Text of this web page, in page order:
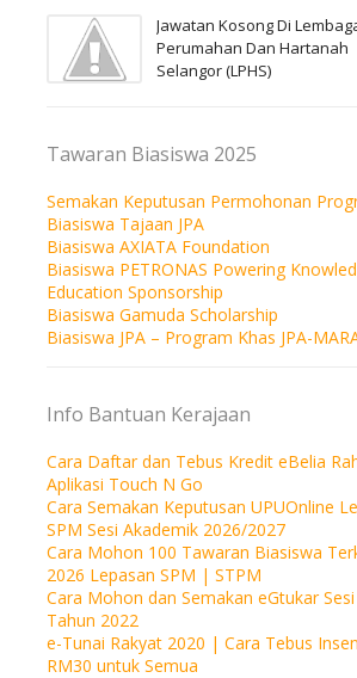
Jawatan Kosong Di
Perumahan Dan Hartanah
Selangor (LPHS)
Tawaran Biasiswa 2025
Semakan Keputusan Permohonan
Biasiswa Tajaan JPA
Biasiswa AXIATA Foundation
Biasiswa PETRONAS Powering
Education Sponsorship
Biasiswa Gamuda Scholarship
Biasiswa JPA – Program Khas JPA-
Info Bantuan Kerajaan
Cara Daftar dan Tebus Kredit eBelia
Aplikasi Touch N Go
Cara Semakan Keputusan UPUOnline
SPM Sesi Akademik 2026/2027
Cara Mohon 100 Tawaran Biasiswa
2026 Lepasan SPM | STPM
Cara Mohon dan Semakan eGtukar Sesi
Tahun 2022
e-Tunai Rakyat 2020 | Cara Tebus
RM30 untuk Semua